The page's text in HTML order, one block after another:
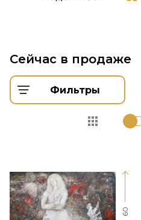
Сейчас в продаже
Фильтры
60